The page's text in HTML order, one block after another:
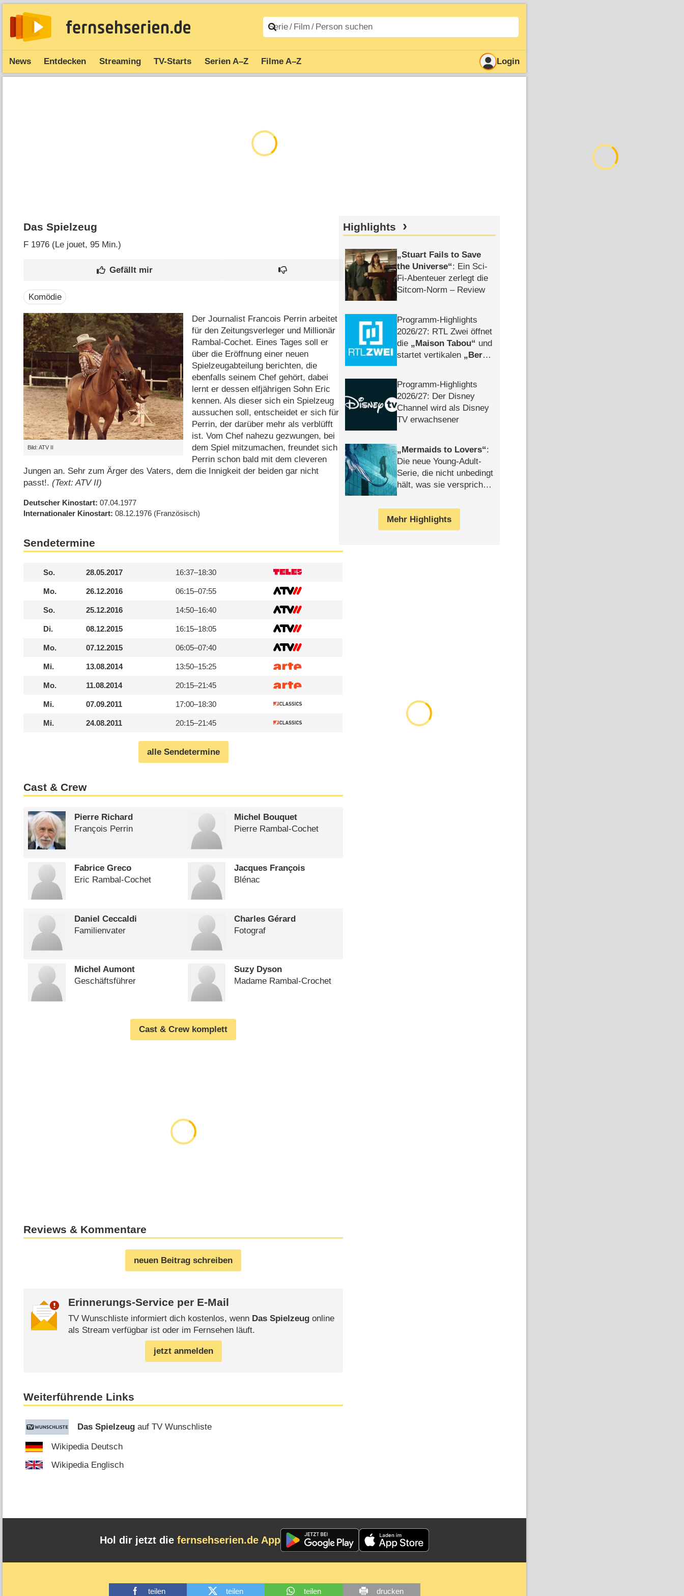
News Entdecken Streaming TV-Starts Serien A–Z Filme A–Z Login
Das Spielzeug
F 1976 (Le jouet‎, 95 Min.)
Komödie
Bild: ATV II
Der Journalist Francois Perrin arbeitet
für den Zeitungsverleger und Millionär
Rambal-Cochet. Eines Tages soll er
über die Eröffnung einer neuen
Spielzeugabteilung berichten, die
ebenfalls seinem Chef gehört, dabei
lernt er dessen elfjährigen Sohn Eric
kennen. Als dieser sich ein Spielzeug
aussuchen soll, entscheidet er sich für
Perrin, der darüber mehr als verblüfft
ist. Vom Chef nahezu gezwungen, bei
dem Spiel mitzumachen, freundet sich
Perrin schon bald mit dem cleveren
Jungen an. Sehr zum Ärger des Vaters, dem die Innigkeit der beiden gar nicht
passt!.(Text: ATV II)
Deutscher Kinostart 07.04.1977
Internationaler Kinostart 08.12.1976 (Französisch)
Sendetermine
So. 28.05.2017 16:37–18:30
Mo. 26.12.2016 06:15–07:55
So. 25.12.2016 14:50–16:40
Di. 08.12.2015 16:15–18:05
Mo. 07.12.2015 06:05–07:40
Mi. 13.08.2014 13:50–15:25
Mo. 11.08.2014 20:15–21:45
Mi. 07.09.2011 17:00–18:30
Mi. 24.08.2011 20:15–21:45
alle Sendetermine
Cast & Crew
Pierre Richard
François Perrin
Michel Bouquet
Pierre Rambal-Cochet
Fabrice Greco
Eric Rambal-Cochet
Jacques François
Blénac
Daniel Ceccaldi
Familienvater
Charles Gérard
Fotograf
Michel Aumont
Geschäftsführer
Suzy Dyson
Madame Rambal-Crochet
Cast & Crew komplett
Reviews & Kommentare
neuen Beitrag schreiben
Erinnerungs-Service per E-Mail
TV Wunschliste informiert dich kostenlos, wenn Das Spielzeugonline
als Stream verfügbar ist oder im Fernsehen läuft.
jetzt anmelden
Weiterführende Links
Das Spielzeug auf TV Wunschliste
Wikipedia Deutsch
Wikipedia Englisch
Highlights
Stuart Fails to Save
the Universe : Ein Sci-
Fi-Abenteuer zerlegt die
Sitcom-Norm – Review
Programm-Highlights
2026/​27: RTL Zwei öffnet
die
Maison Tabou
und
startet vertikalen
Berlin
Programm-Highlights
2026/​27: Der Disney
Channel wird als Disney
TV erwachsener
Mermaids to Lovers :
Die neue Young-Adult-
Serie, die nicht unbedingt
hält, was sie verspricht –
Mehr Highlights
Hol dir jetzt die fernsehserien.de App
teilen teilen teilen drucken